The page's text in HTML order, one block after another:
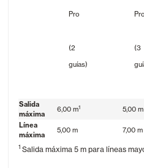
Pro
(2
guías)
Pro
(3
Salida
máxima
6,00 m1 5,00 m
Línea
máxima
5,00 m 7,00 m
1 Salida máxima 5 m para líneas